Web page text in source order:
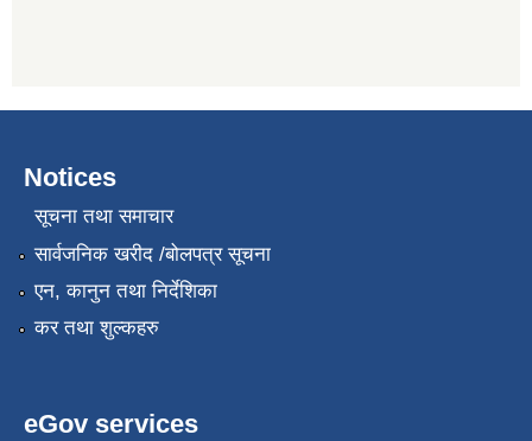
Notices
सूचना तथा समाचार
सार्वजनिक खरीद /बोलपत्र सूचना
एन, कानुन तथा निर्देशिका
कर तथा शुल्कहरु
eGov services